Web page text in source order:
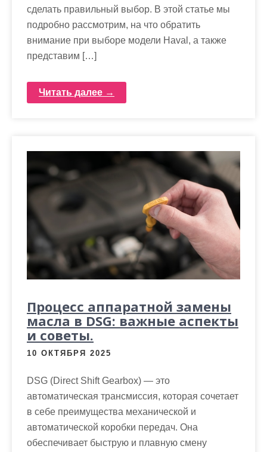
сделать правильный выбор. В этой статье мы
подробно рассмотрим, на что обратить
внимание при выборе модели Haval, а также
представим […]
Читать далее →
Процесс аппаратной замены
масла в DSG: важные аспекты
и советы.
10 ОКТЯБРЯ 2025
DSG (Direct Shift Gearbox) — это
автоматическая трансмиссия, которая сочетает
в себе преимущества механической и
автоматической коробки передач. Она
обеспечивает быструю и плавную смену